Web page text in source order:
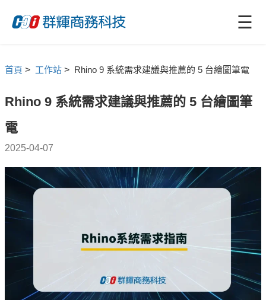
☰
首頁 > 工作站 > Rhino 9 系統需求建議與推薦的 5 台繪圖筆電
Rhino 9 系統需求建議與推薦的 5 台繪圖筆
電
2025-04-07